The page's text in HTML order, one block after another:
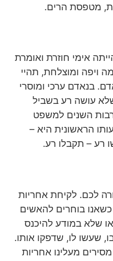
מטפסת הרים.
אימי חוזרת ואומרת
ויפה ומוצלחת, תהיי
בנאדם ערכי ומוסרי
עושה רע בשביל
השנים למשפט
הראשונית היא –
רע – תקבלו רע.
לכם. לקיחת אחריות
בוחרים להאשים
שלא במודע להיכנס
שעשו לו, שדפקו אותו.
מעלינו אחריות